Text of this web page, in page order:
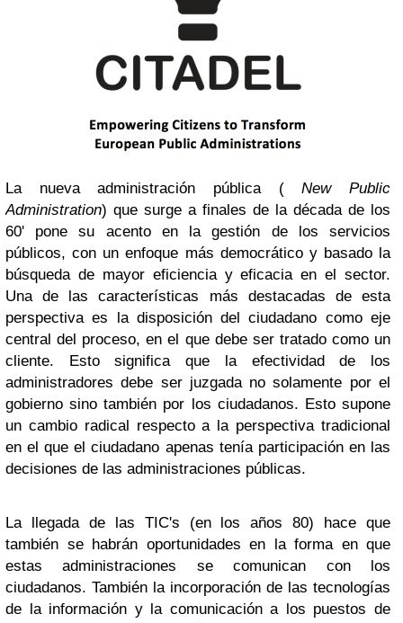
La nueva administración pública (New Public
Administration) que surge a finales de la década de los
60' pone su acento en la gestión de los servicios
públicos, con un enfoque más democrático y basado la
búsqueda de mayor eficiencia y eficacia en el sector.
Una de las características más destacadas de esta
perspectiva es la disposición del ciudadano como eje
central del proceso, en el que debe ser tratado como un
cliente. Esto significa que la efectividad de los
administradores debe ser juzgada no solamente por el
gobierno sino también por los ciudadanos. Esto supone
un cambio radical respecto a la perspectiva tradicional
en el que el ciudadano apenas tenía participación en las
decisiones de las administraciones públicas.
La llegada de las TIC's (en los años 80) hace que
también se habrán oportunidades en la forma en que
estas administraciones se comunican con los
ciudadanos. También la incorporación de las tecnologías
de la información y la comunicación a los puestos de